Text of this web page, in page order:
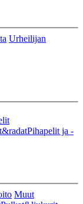
Urheilijan
Pihapelit ja -
Muut